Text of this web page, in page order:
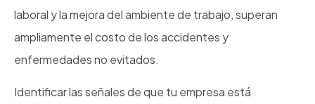
laboral y la mejora del ambiente de trabajo, superan
ampliamente el costo de los accidentes y
enfermedades no evitados.
Identificar las señales de que tu empresa está